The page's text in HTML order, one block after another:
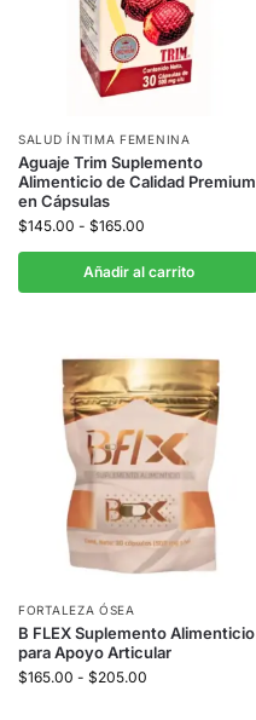
SALUD ÍNTIMA FEMENINA
Aguaje Trim Suplemento
Alimenticio de Calidad Premium
en Cápsulas
$145.00 - $165.00
Añadir al carrito
FORTALEZA ÓSEA
B FLEX Suplemento Alimenticio
para Apoyo Articular
$165.00 - $205.00